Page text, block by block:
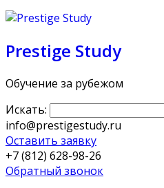
Prestige Study
Обучение за рубежом
Искать:
info@prestigestudy.ru
Оставить заявку
+7 (812) 628-98-26
Обратный звонок